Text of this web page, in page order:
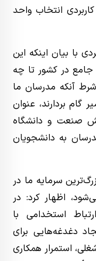
انتخاب واحد
با بیان اینکه این
جامع در کشور تا چه
آنکه مدرسان ما
گام بردارند، عنوان
صنعت و دانشگاه
به دانشجویان
سرمایه ما در
اظهار کرد: در
استخدامی با
دغدغه‌هایی برای
استمرار همکاری